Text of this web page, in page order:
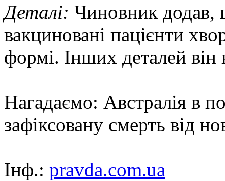
Деталі: Чиновник додав,
вакциновані пацієнти
формі. Інших деталей він
Нагадаємо: Австралія в
зафіксовану смерть від
Інф.: pravda.com.ua